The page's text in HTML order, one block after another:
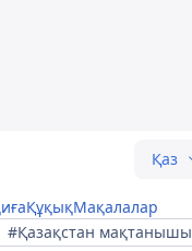
Қаз
ҚұқықМақалалар
#Қазақстан мақтанышы